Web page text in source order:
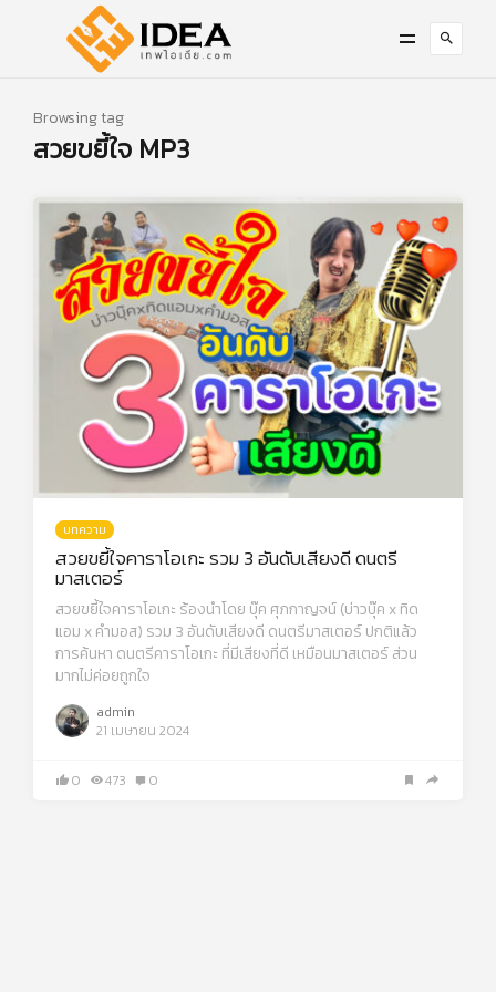
Browsing tag
สวยขยี้ใจ MP3
บทความ
สวยขยี้ใจคาราโอเกะ รวม 3 อันดับเสียงดี ดนตรี
มาสเตอร์
สวยขยี้ใจคาราโอเกะ ร้องนำโดย บุ๊ค ศุภกาญจน์ (บ่าวบุ๊ค x ทิด
แอม x คำมอส) รวม 3 อันดับเสียงดี ดนตรีมาสเตอร์ ปกติแล้ว
การค้นหา ดนตรีคาราโอเกะ ที่มีเสียงที่ดี เหมือนมาสเตอร์ ส่วน
มากไม่ค่อยถูกใจ
admin
21 เมษายน 2024
0 473 0